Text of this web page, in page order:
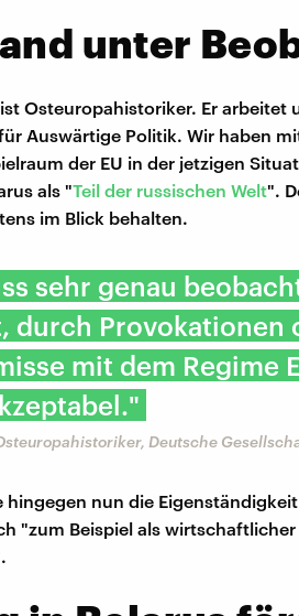
unter
Osteuropahistoriker. Er arbeitet
Auswärtige Politik. Wir haben
der EU in der jetzigen
als "Teil der russischen Welt".
im Blick behalten.
sehr genau
durch
mit dem Regime
Deutsche
hingegen nun die
"zum Beispiel als